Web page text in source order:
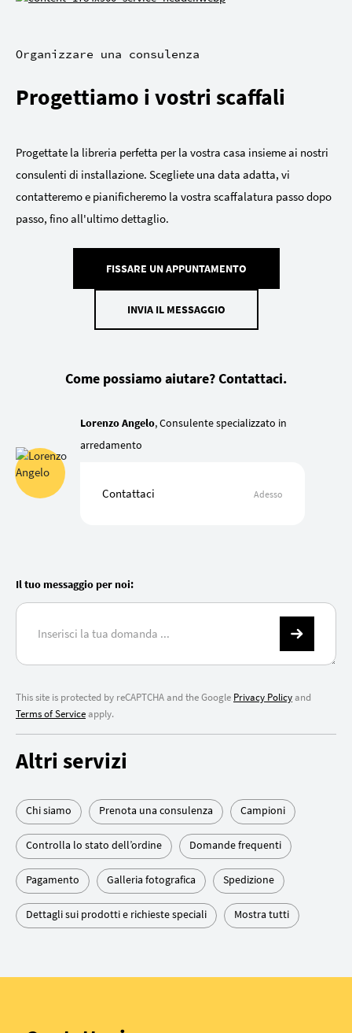
Organizzare una consulenza
Progettiamo i vostri scaffali
Progettate la libreria perfetta per la vostra casa insieme ai nostri
consulenti di installazione. Scegliete una data adatta, vi
contatteremo e pianificheremo la vostra scaffalatura passo dopo
passo, fino all'ultimo dettaglio.
FISSARE UN APPUNTAMENTO
INVIA IL MESSAGGIO
Come possiamo aiutare? Contattaci.
Lorenzo Angelo, Consulente specializzato in
arredamento
Contattaci Adesso
Il tuo messaggio per noi:
This site is protected by reCAPTCHA and the Google Privacy Policyand
Terms of Serviceapply.
Altri servizi
Chi siamo Prenota una consulenza Campioni
Controlla lo stato dell’ordine Domande frequenti
Pagamento Galleria fotografica Spedizione
Dettagli sui prodotti e richieste speciali Mostra tutti